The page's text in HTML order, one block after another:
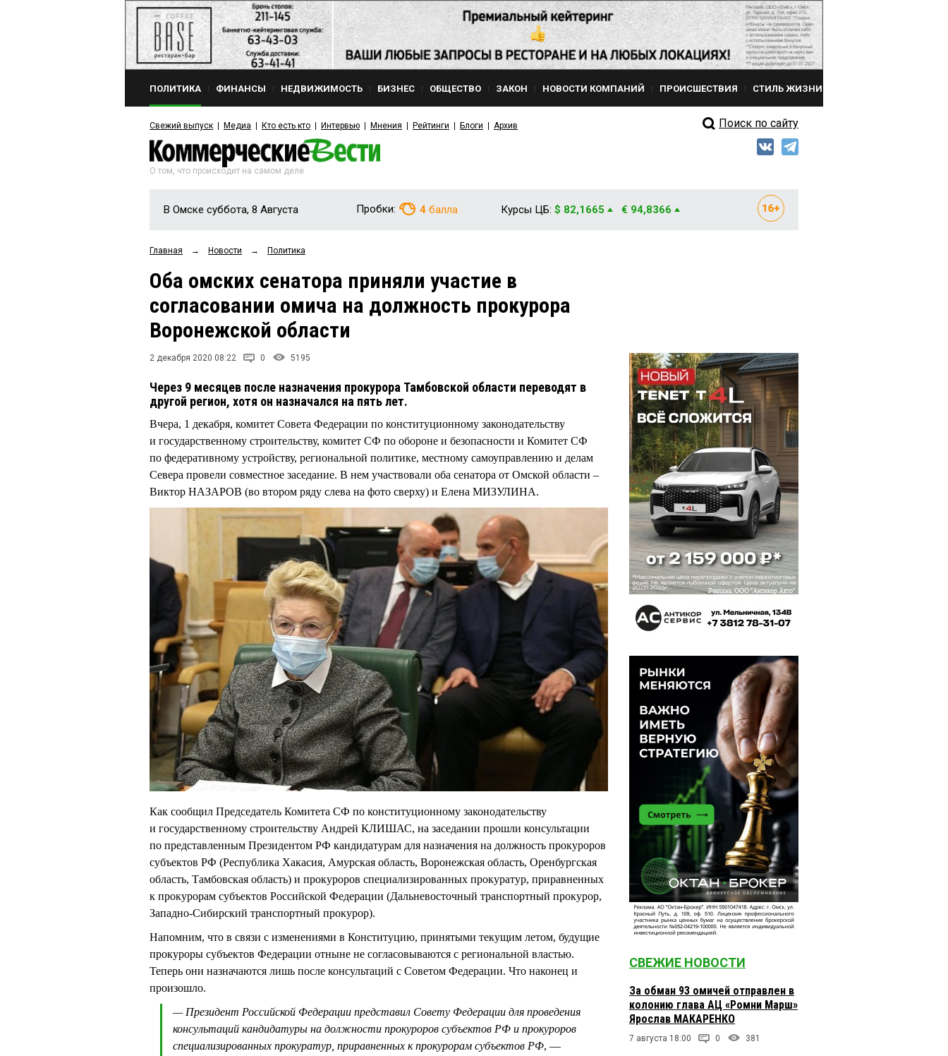
ПОЛИТИКА ФИНАНСЫ НЕДВИЖИМОСТЬ БИЗНЕС ОБЩЕСТВО ЗАКОН НОВОСТИ КОМПАНИЙ ПРОИСШЕСТВИЯ СТИЛЬ ЖИЗНИ
Свежий выпуск Медиа Кто есть кто Интервью Мнения Рейтинги Блоги Архив Поиск по сайту
О том, что происходит на самом деле
В Омске суббота, 8 Августа Пробки: 4 балла Курсы ЦБ: $ 82,1665 € 94,8366
Главная → Новости → Политика
Оба омских сенатора приняли участие в
согласовании омича на должность прокурора
Воронежской области
2 декабря 2020 08:22 0 5195
Через 9 месяцев после назначения прокурора Тамбовской области переводят в
другой регион, хотя он назначался на пять лет.
Вчера, 1 декабря, комитет Совета Федерации по конституционному законодательству
и государственному строительству, комитет СФ по обороне и безопасности и Комитет СФ
по федеративному устройству, региональной политике, местному самоуправлению и делам
Севера провели совместное заседание. В нем участвовали оба сенатора от Омской области –
Виктор НАЗАРОВ (во втором ряду слева на фото сверху) и Елена МИЗУЛИНА.
Как сообщил Председатель Комитета СФ по конституционному законодательству
и государственному строительству Андрей КЛИШАС, на заседании прошли консультации
по представленным Президентом РФ кандидатурам для назначения на должность прокуроров
субъектов РФ (Республика Хакасия, Амурская область, Воронежская область, Оренбургская
область, Тамбовская область) и прокуроров специализированных прокуратур, приравненных
к прокурорам субъектов Российской Федерации (Дальневосточный транспортный прокурор,
Западно-Сибирский транспортный прокурор).
Напомним, что в связи с изменениями в Конституцию, принятыми текущим летом, будущие
прокуроры субъектов Федерации отныне не согласовываются с региональной властью.
Теперь они назначаются лишь после консультаций с Советом Федерации. Что наконец и
произошло.
— Президент Российской Федерации представил Совету Федерации для проведения
консультаций кандидатуры на должности прокуроров субъектов РФ и прокуроров
специализированных прокуратур, приравненных к прокурорам субъектов РФ, —
СВЕЖИЕ НОВОСТИ
За обман 93 омичей отправлен в
колонию глава АЦ «Ромни Марш»
Ярослав МАКАРЕНКО
7 августа 18:00 0 381